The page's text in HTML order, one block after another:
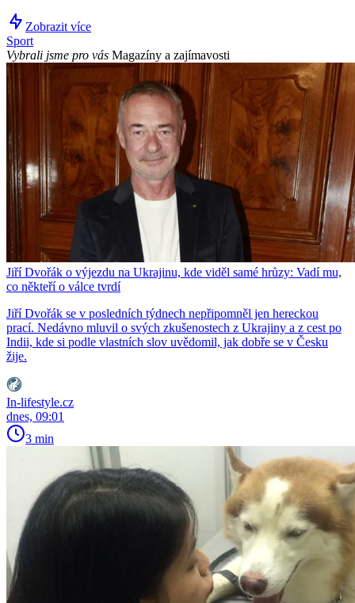
Zobrazit více
Sport
Vybrali jsme pro vás Magazíny a zajímavosti
Jiří Dvořák o výjezdu na Ukrajinu, kde viděl samé hrůzy: Vadí mu,
co někteří o válce tvrdí
Jiří Dvořák se v posledních týdnech nepřipomněl jen hereckou
prací. Nedávno mluvil o svých zkušenostech z Ukrajiny a z cest po
Indii, kde si podle vlastních slov uvědomil, jak dobře se v Česku
žije.
In-lifestyle.cz
dnes, 09:01
3 min